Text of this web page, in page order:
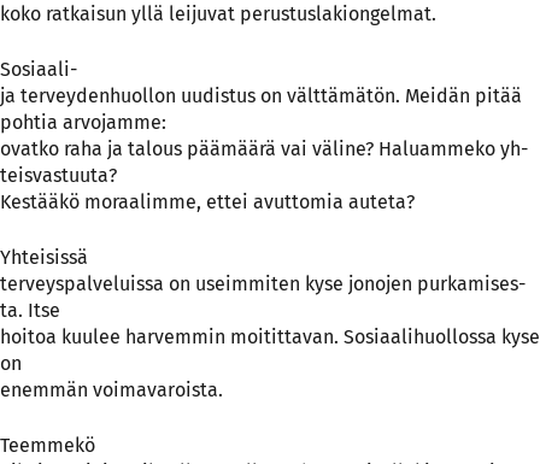
ko­ko rat­kai­sun yl­lä lei­ju­vat pe­rus­tus­la­kion­gel­mat.
So­siaa­li-
ja ter­vey­den­huol­lon uu­dis­tus on vält­tä­mä­tön. Mei­dän pi­tää
poh­tia ar­vo­jam­me:
ovat­ko ra­ha ja ta­lous pää­mää­rä vai vä­li­ne? Ha­luam­me­ko yh­
teis­vas­tuu­ta?
Kes­tää­kö mo­raa­lim­me, et­tei avut­to­mia au­te­ta?
Yh­tei­sis­sä
ter­veys­pal­ve­luis­sa on useim­mi­ten ky­se jo­no­jen pur­ka­mi­ses­
ta. It­se
hoi­toa kuu­lee har­vem­min moi­tit­ta­van. So­siaa­li­huol­los­sa ky­se
on
enem­män voi­ma­va­rois­ta.
Teem­me­kö